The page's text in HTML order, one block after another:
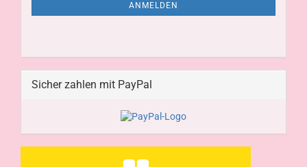
ANMELDEN
Sicher zahlen mit PayPal